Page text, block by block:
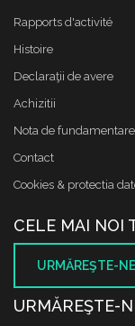
Rapports d'activité
Histoire
Declaraţii de avere
Achizitii
Nota de
Contact
Cookies & protectia
CELE MAI NOI
URMĂREŞTE-
URMĂREŞTE-